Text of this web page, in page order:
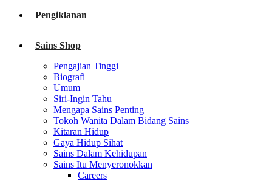
Pengiklanan
Sains Shop
Pengajian Tinggi
Biografi
Umum
Siri-Ingin Tahu
Mengapa Sains Penting
Tokoh Wanita Dalam Bidang Sains
Kitaran Hidup
Gaya Hidup Sihat
Sains Dalam Kehidupan
Sains Itu Menyeronokkan
Careers